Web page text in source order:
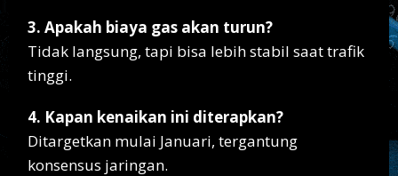
3. Apakah biaya gas akan turun?
Tidak langsung, tapi bisa lebih stabil saat trafik
tinggi.
4. Kapan kenaikan ini diterapkan?
Ditargetkan mulai Januari, tergantung
konsensus jaringan.